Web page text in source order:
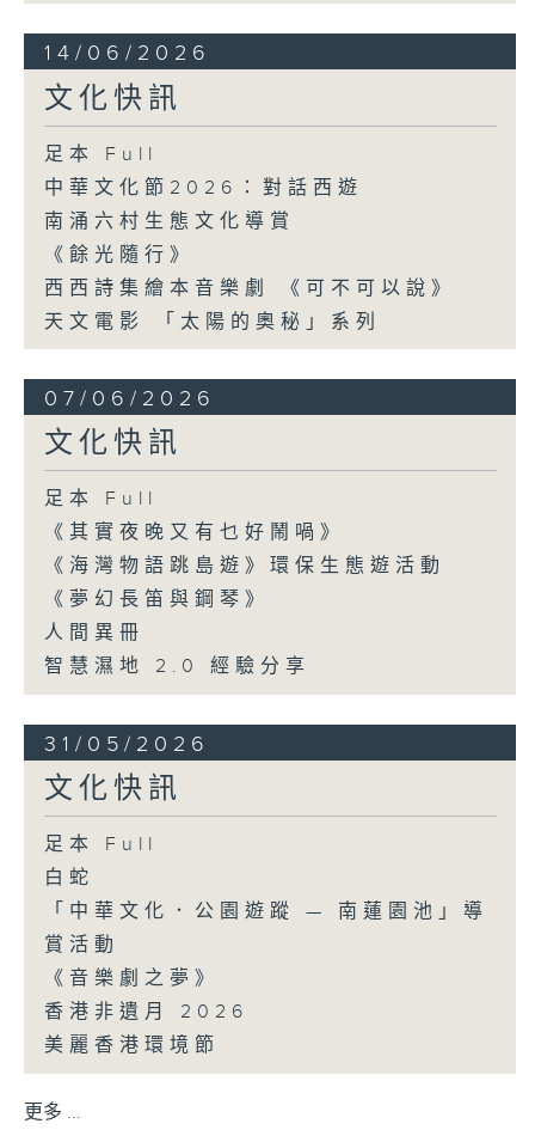
14/06/2026
文化快訊
足本 Full
中華文化節2026：對話西遊
南涌六村生態文化導賞
《餘光隨行》
西西詩集繪本音樂劇 《可不可以說》
天文電影 「太陽的奧秘」系列
07/06/2026
文化快訊
足本 Full
《其實夜晚又有乜好鬧喎》
《海灣物語跳島遊》環保生態遊活動
《夢幻長笛與鋼琴》
人間異冊
智慧濕地 2.0 經驗分享
31/05/2026
文化快訊
足本 Full
白蛇
「中華文化．公園遊蹤 — 南蓮園池」導
賞活動
《音樂劇之夢》
香港非遺月 2026
美麗香港環境節
更多 ...